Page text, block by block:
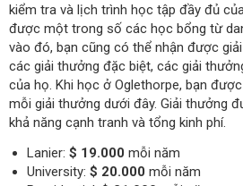
kiểm tra và lịch trình học tập đầy đủ
được một trong số các học bổng từ
vào đó, bạn cũng có thể nhận được
các giải thưởng đặc biệt, các giải
của họ. Khi học ở Oglethorpe, bạn
mỗi giải thưởng dưới đây. Giải thưởng
khả năng cạnh tranh và tổng kinh phí.
Lanier: $ 19.000 mỗi năm
University: $ 20.000 mỗi năm